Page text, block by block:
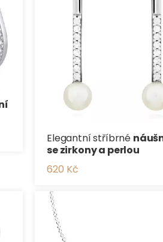
Elegantní stříbrné
se zirkony a perlou
620 Kč